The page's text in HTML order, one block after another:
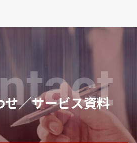
せ／サービス資料